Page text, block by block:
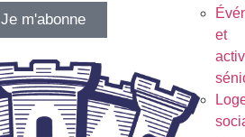
et
Je m'abonne